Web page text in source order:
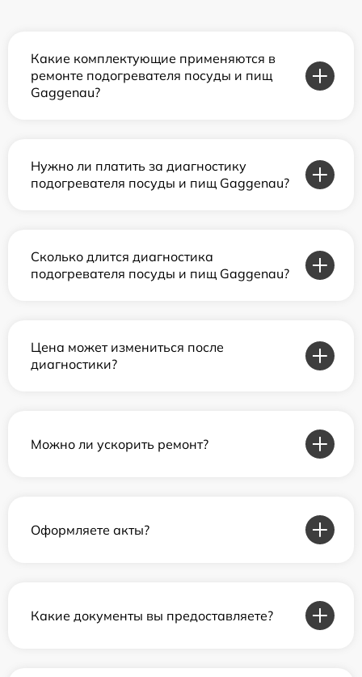
Какие комплектующие применяются в
ремонте подогревателя посуды и пищ
Gaggenau?
Нужно ли платить за диагностику
подогревателя посуды и пищ Gaggenau?
Сколько длится диагностика
подогревателя посуды и пищ Gaggenau?
Цена может измениться после
диагностики?
Можно ли ускорить ремонт?
Оформляете акты?
Какие документы вы предоставляете?